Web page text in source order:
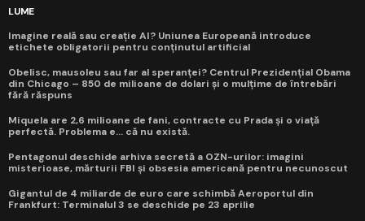
LUME
Imagine reală sau creație AI? Uniunea Europeană introduce
etichete obligatorii pentru conținutul artificial
Obelisc, mausoleu sau far al speranței? Centrul Prezidențial Obama
din Chicago – 850 de milioane de dolari și o mulțime de întrebări
fără răspuns
Miquela are 2,6 milioane de fani, contracte cu Prada și o viață
perfectă. Problema e... că nu există.
Pentagonul deschide arhiva secretă a OZN-urilor: imagini
misterioase, mărturii FBI și obsesia americană pentru necunoscut
Gigantul de 4 miliarde de euro care schimbă Aeroportul din
Frankfurt: Terminalul 3 se deschide pe 23 aprilie